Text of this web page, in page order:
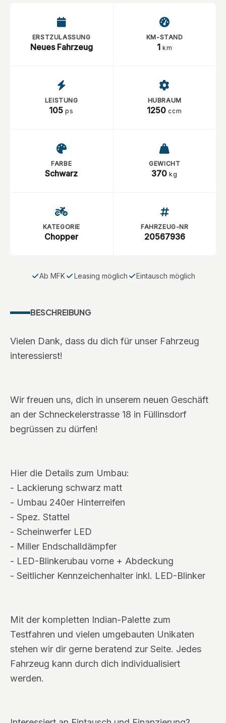
ERSTZULASSUNG
Neues Fahrzeug
KM-STAND
1 km
LEISTUNG
105ps
HUBRAUM
1250 ccm
FARBE
Schwarz
GEWICHT
370kg
KATEGORIE
Chopper
FAHRZEUG-NR
20567936
Ab MFK Leasing möglich Eintausch möglich
BESCHREIBUNG
Vielen Dank, dass du dich für unser Fahrzeug
interessierst!
Wir freuen uns, dich in unserem neuen Geschäft
an der Schneckelerstrasse 18 in Füllinsdorf
begrüssen zu dürfen!
Hier die Details zum Umbau:
- Lackierung schwarz matt
- Umbau 240er Hinterreifen
- Spez. Stattel
- Scheinwerfer LED
- Miller Endschalldämpfer
- LED-Blinkerubau vorne + Abdeckung
- Seitlicher Kennzeichenhalter inkl. LED-Blinker
Mit der kompletten Indian-Palette zum
Testfahren und vielen umgebauten Unikaten
stehen wir dir gerne beratend zur Seite. Jedes
Fahrzeug kann durch dich individualisiert
werden.